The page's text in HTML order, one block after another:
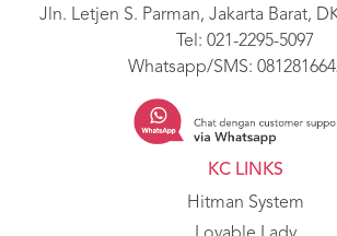
Jln. Letjen S. Parman, Jakarta Barat,
Tel: 021-2295-5097
Whatsapp/SMS:
KC LINKS
Hitman System